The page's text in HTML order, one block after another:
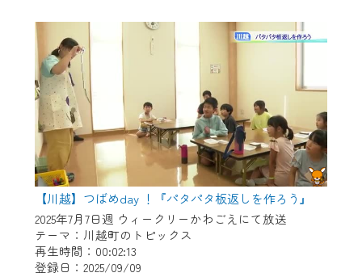
【川越】つばめday ！『パタパタ板返しを作ろう』
2025年7月7日週 ウィークリーかわごえにて放送
テーマ：川越町のトピックス
再生時間：00:02:13
登録日：2025/09/09